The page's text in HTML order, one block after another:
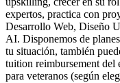
expertos, practica con
Desarrollo Web, Diseño
AI. Disponemos de
tu situación, también
tuition reimbursement
para veteranos (según